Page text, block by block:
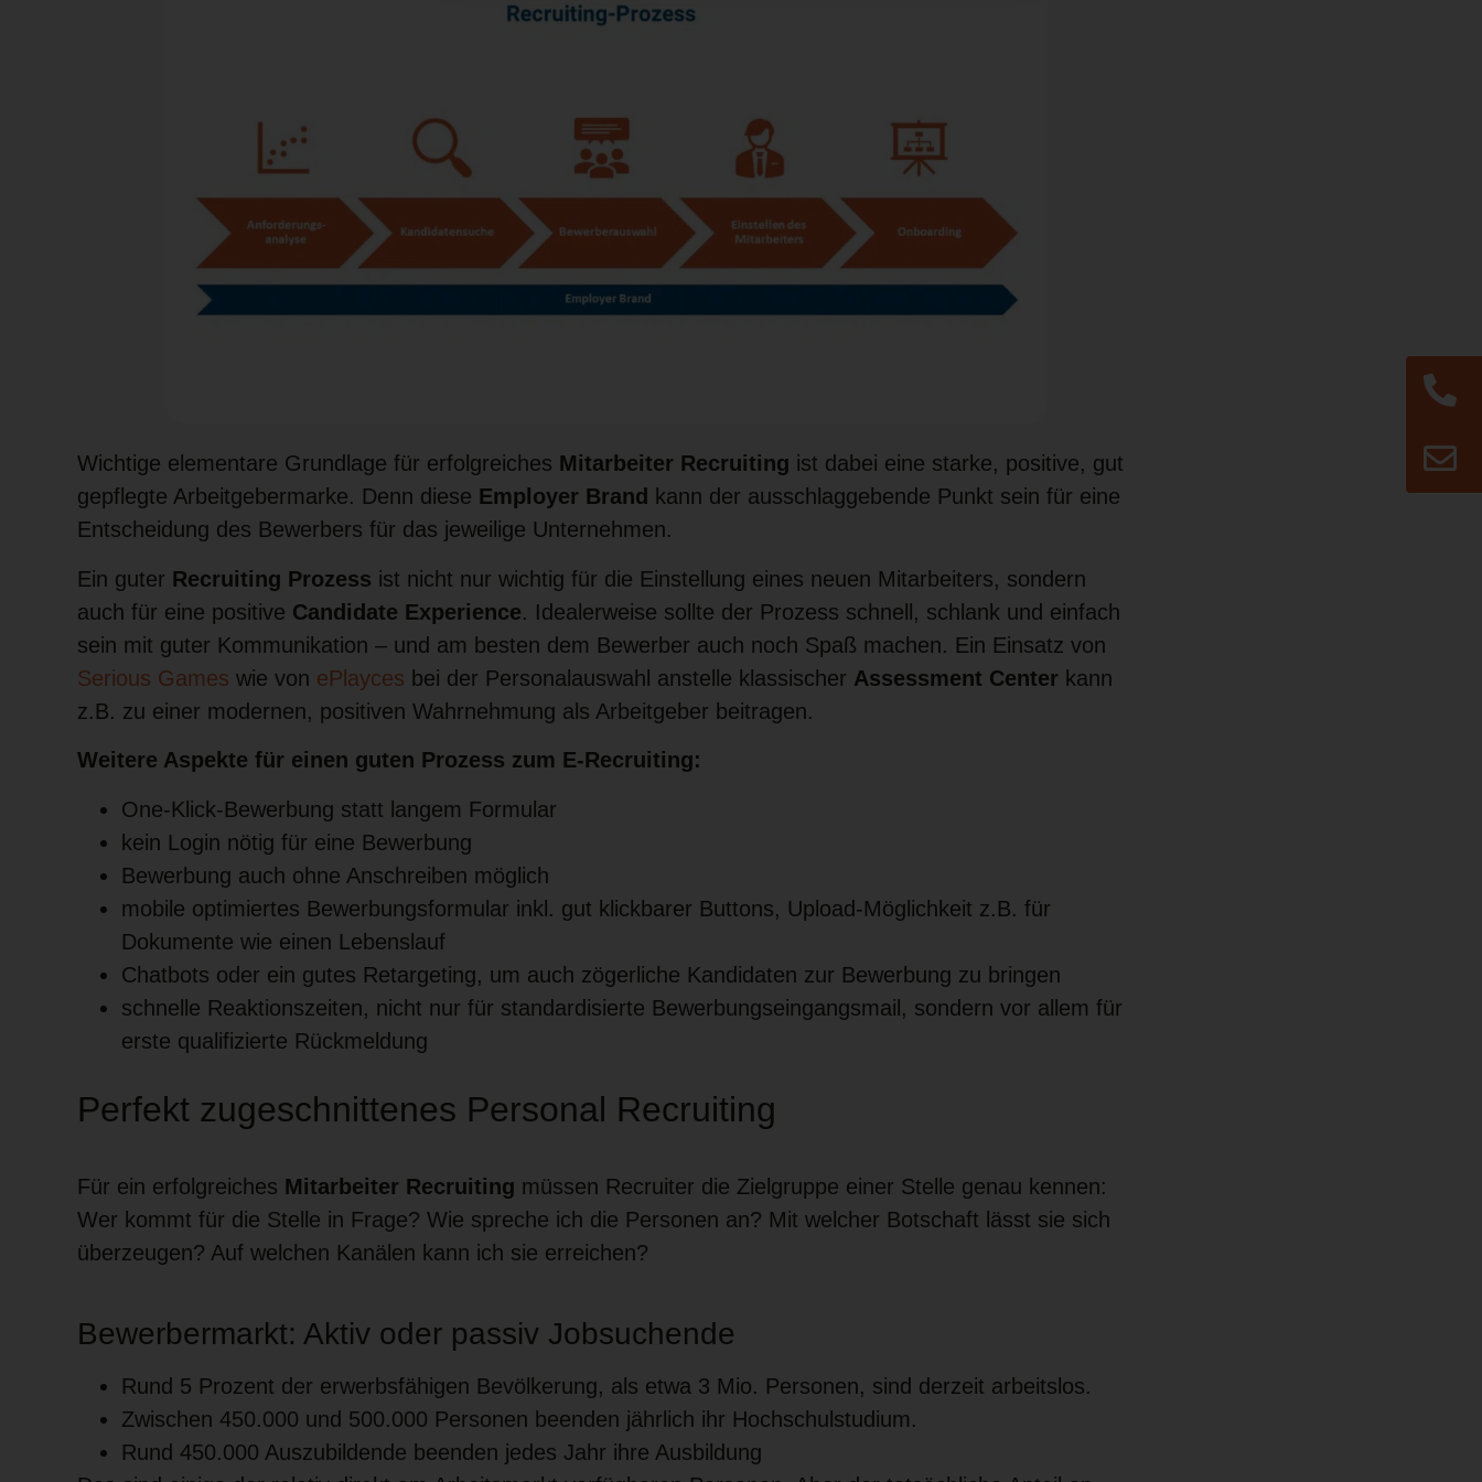
Wichtige elementare Grundlage für erfolgreiches Mitarbeiter Recruiting ist dabei eine starke, positive, gut
gepflegte Arbeitgebermarke. Denn diese Employer Brand kann der ausschlaggebende Punkt sein für eine
Entscheidung des Bewerbers für das jeweilige Unternehmen.
Ein guter Recruiting Prozess ist nicht nur wichtig für die Einstellung eines neuen Mitarbeiters, sondern
auch für eine positive Candidate Experience. Idealerweise sollte der Prozess schnell, schlank und einfach
sein mit guter Kommunikation – und am besten dem Bewerber auch noch Spaß machen. Ein Einsatz von
Serious Games wie von ePlayces bei der Personalauswahl anstelle klassischer Assessment Center kann
z.B. zu einer modernen, positiven Wahrnehmung als Arbeitgeber beitragen.
Weitere Aspekte für einen guten Prozess zum E-Recruiting:
One-Klick-Bewerbung statt langem Formular
kein Login nötig für eine Bewerbung
Bewerbung auch ohne Anschreiben möglich
mobile optimiertes Bewerbungsformular inkl. gut klickbarer Buttons, Upload-Möglichkeit z.B. für
Dokumente wie einen Lebenslauf
Chatbots oder ein gutes Retargeting, um auch zögerliche Kandidaten zur Bewerbung zu bringen
schnelle Reaktionszeiten, nicht nur für standardisierte Bewerbungseingangsmail, sondern vor allem für
erste qualifizierte Rückmeldung
Perfekt zugeschnittenes Personal Recruiting
Für ein erfolgreiches Mitarbeiter Recruiting müssen Recruiter die Zielgruppe einer Stelle genau kennen:
Wer kommt für die Stelle in Frage? Wie spreche ich die Personen an? Mit welcher Botschaft lässt sie sich
überzeugen? Auf welchen Kanälen kann ich sie erreichen?
Bewerbermarkt: Aktiv oder passiv Jobsuchende
Rund 5 Prozent der erwerbsfähigen Bevölkerung, als etwa 3 Mio. Personen, sind derzeit arbeitslos.
Zwischen 450.000 und 500.000 Personen beenden jährlich ihr Hochschulstudium.
Rund 450.000 Auszubildende beenden jedes Jahr ihre Ausbildung